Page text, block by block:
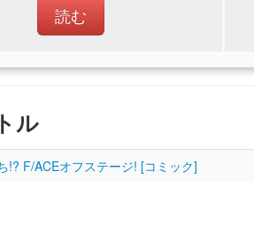
読む
ル
!? F/ACEオフステージ! [コミック]